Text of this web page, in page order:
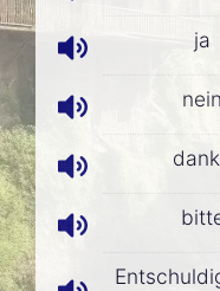
ja
nein